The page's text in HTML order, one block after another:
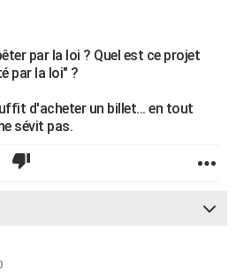
par la loi ? Quel est ce projet
par la loi" ?
d'acheter un billet... en tout
sévit pas.